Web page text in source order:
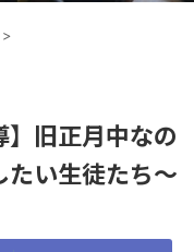
>
】旧正月中なの
い生徒たち～